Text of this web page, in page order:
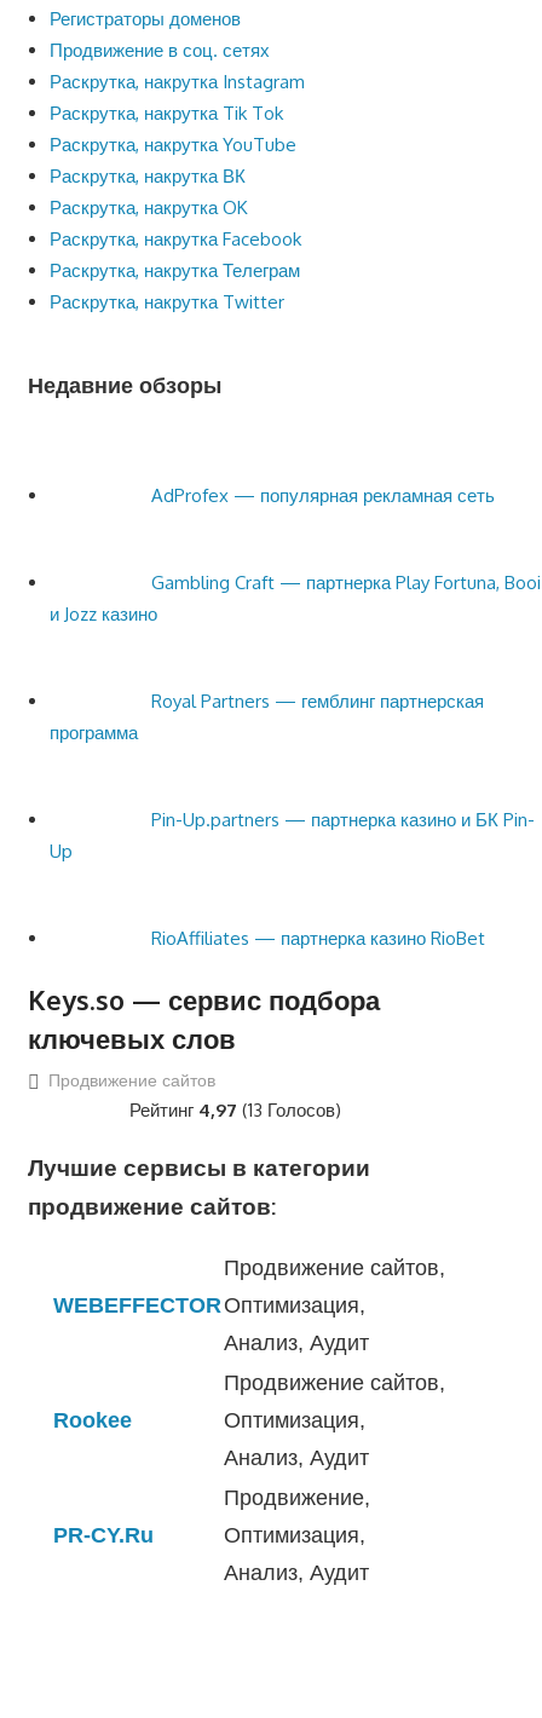
Keys.so — сервис подбора
ключевых слов
Продвижение сайтов
Рейтинг 4,97 (13 Голосов)
Лучшие сервисы в категории
продвижение сайтов:
WEBEFFECTOR
Продвижение сайтов,
Оптимизация,
Анализ, Аудит
Rookee
Продвижение сайтов,
Оптимизация,
Анализ, Аудит
PR-CY.Ru
Продвижение,
Оптимизация,
Анализ, Аудит
Регистраторы доменов
Продвижение в соц. сетях
Раскрутка, накрутка Instagram
Раскрутка, накрутка Tik Tok
Раскрутка, накрутка YouTube
Раскрутка, накрутка ВК
Раскрутка, накрутка OK
Раскрутка, накрутка Facebook
Раскрутка, накрутка Телеграм
Раскрутка, накрутка Twitter
Недавние обзоры
AdProfex — популярная рекламная сеть
Gambling Craft — партнерка Play Fortuna, Booi
и Jozz казино
Royal Partners — гемблинг партнерская
программа
Pin-Up.partners — партнерка казино и БК Pin-
Up
RioAffiliates — партнерка казино RioBet